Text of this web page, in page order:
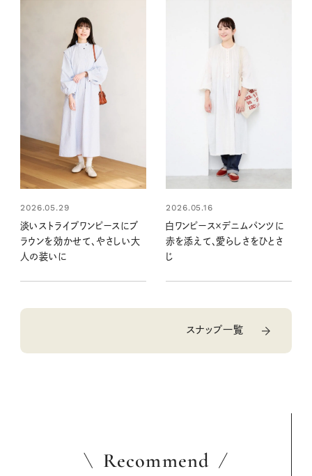
2026.05.29
淡いストライプワンピースにブ
ラウンを効かせて、やさしい大
人の装いに
2026.05.16
白ワンピース×デニムパンツに
赤を添えて、愛らしさをひとさ
じ
スナップ一覧
Recommend